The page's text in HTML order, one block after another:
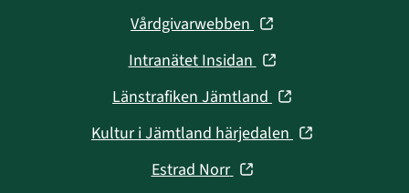
Vårdgivarwebben (öppnas
nytt
fönster)
Intranätet Insidan (öppnas
nytt
fönster)
Länstrafiken Jämtland (öppnas
nytt
Kultur i Jämtland härjedalen (öppnas
Estrad Norr (öppnas